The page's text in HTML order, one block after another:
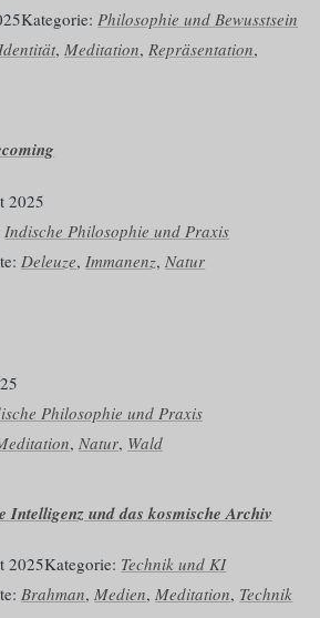
Kategorie: Philosophie und Bewusstsein
Identität, Meditation, Repräsentation
2025
Indische Philosophie und Praxis
Deleuze, Immanenz, Natur
Philosophie und Praxis
, Natur, Wald
Intelligenz und das kosmische Archiv
2025Kategorie: Technik und KI
Brahman, Medien, Meditation, Technik